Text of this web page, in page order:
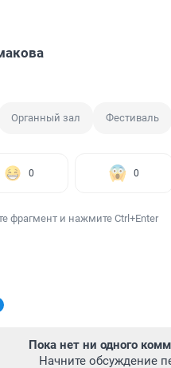
Органный зал Фестиваль
0 0
фрагмент и нажмите Ctrl+Enter
Пока нет ни одного
Начните обсуждение